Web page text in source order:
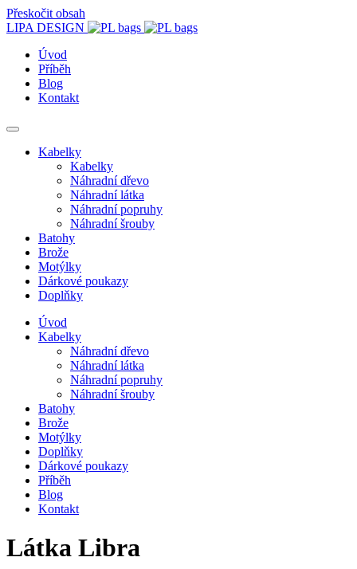
Přeskočit obsah
LIPA DESIGN
Úvod
Příběh
Blog
Kontakt
Kabelky
Kabelky
Náhradní dřevo
Náhradní látka
Náhradní popruhy
Náhradní šrouby
Batohy
Brože
Motýlky
Dárkové poukazy
Doplňky
Úvod
Kabelky
Náhradní dřevo
Náhradní látka
Náhradní popruhy
Náhradní šrouby
Batohy
Brože
Motýlky
Doplňky
Dárkové poukazy
Příběh
Blog
Kontakt
Látka Libra